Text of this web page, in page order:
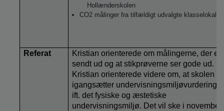
Hollænderskolen
CO2 målinger fra tilfældigt udvalgte klasselokaler
Referat
Kristian orienterede om målingerne, der er
sendt ud og at stikprøverne ser gode ud.
Kristian orienterede videre om, at skolen
igangsætter undervisningsmiljøvurdering
ift. det fysiske og æstetiske
undervisningsmiljø. Det vil ske i november